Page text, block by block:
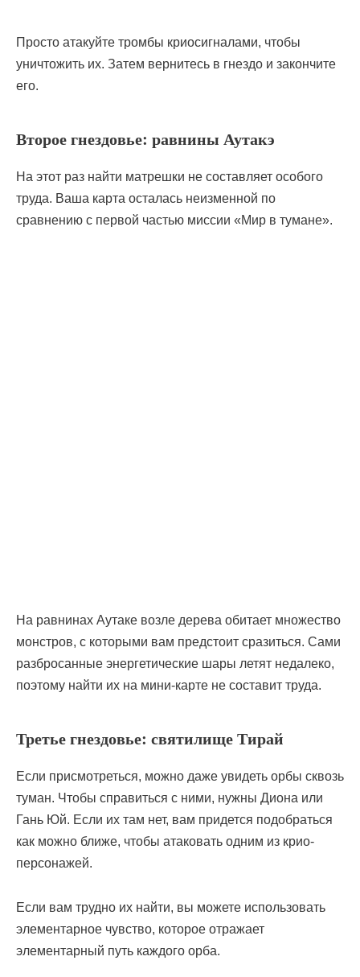
Просто атакуйте тромбы криосигналами, чтобы
уничтожить их. Затем вернитесь в гнездо и закончите
его.
Второе гнездовье: равнины Аутакэ
На этот раз найти матрешки не составляет особого
труда. Ваша карта осталась неизменной по
сравнению с первой частью миссии «Мир в тумане».
На равнинах Аутаке возле дерева обитает множество
монстров, с которыми вам предстоит сразиться. Сами
разбросанные энергетические шары летят недалеко,
поэтому найти их на мини-карте не составит труда.
Третье гнездовье: святилище Тирай
Если присмотреться, можно даже увидеть орбы сквозь
туман. Чтобы справиться с ними, нужны Диона или
Гань Юй. Если их там нет, вам придется подобраться
как можно ближе, чтобы атаковать одним из крио-
персонажей.
Если вам трудно их найти, вы можете использовать
элементарное чувство, которое отражает
элементарный путь каждого орба.